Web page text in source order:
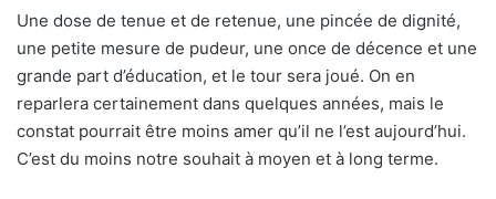
Une dose de tenue et de retenue, une pincée de dignité,
une petite mesure de pudeur, une once de décence et une
grande part d’éducation, et le tour sera joué. On en
reparlera certainement dans quelques années, mais le
constat pourrait être moins amer qu’il ne l’est aujourd’hui.
C’est du moins notre souhait à moyen et à long terme.